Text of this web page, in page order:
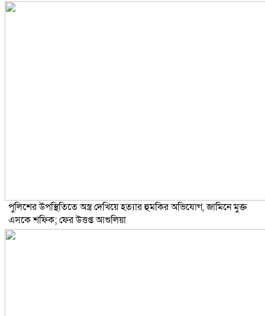
পুলিশের উপস্থিতিতে অস্ত্র দেখিয়ে হত্যার হুমকির অভিযোগ, জামিনে মুক্ত
এসকে শফিক; ফের উত্তপ্ত আশুলিয়া